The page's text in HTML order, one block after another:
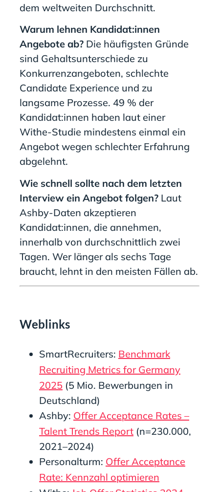
dem weltweiten Durchschnitt.
Warum lehnen Kandidat:innen
Angebote ab? Die häufigsten Gründe
sind Gehaltsunterschiede zu
Konkurrenzangeboten, schlechte
Candidate Experience und zu
langsame Prozesse. 49 % der
Kandidat:innen haben laut einer
Withe-Studie mindestens einmal ein
Angebot wegen schlechter Erfahrung
abgelehnt.
Wie schnell sollte nach dem letzten
Interview ein Angebot folgen? Laut
Ashby-Daten akzeptieren
Kandidat:innen, die annehmen,
innerhalb von durchschnittlich zwei
Tagen. Wer länger als sechs Tage
braucht, lehnt in den meisten Fällen ab.
Weblinks
SmartRecruiters: Benchmark
Recruiting Metrics for Germany
2025 (5 Mio. Bewerbungen in
Deutschland)
Ashby: Offer Acceptance Rates –
Talent Trends Report (n=230.000,
2021–2024)
Personalturm: Offer Acceptance
Rate: Kennzahl optimieren